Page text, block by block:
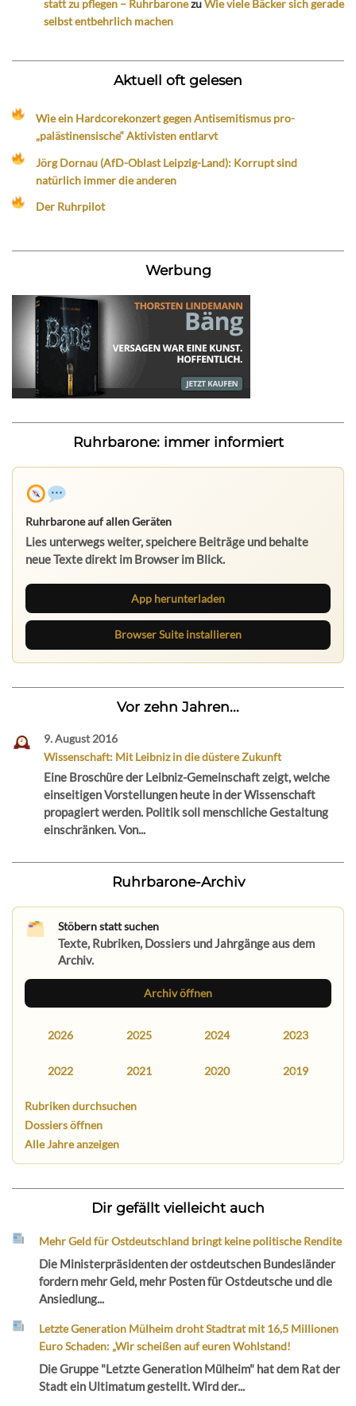
statt zu pflegen – RuhrbaronezuWie viele Bäcker sich gerade
selbst entbehrlich machen
Aktuell oft gelesen
Wie ein Hardcorekonzert gegen Antisemitismus pro-
„palästinensische“ Aktivisten entlarvt
Jörg Dornau (AfD-Oblast Leipzig-Land): Korrupt sind
natürlich immer die anderen
Der Ruhrpilot
Werbung
Ruhrbarone: immer informiert
Ruhrbarone auf allen Geräten
Lies unterwegs weiter, speichere Beiträge und behalte
neue Texte direkt im Browser im Blick.
App herunterladen
Browser Suite installieren
Vor zehn Jahren...
9. August 2016
Wissenschaft: Mit Leibniz in die düstere Zukunft
Eine Broschüre der Leibniz-Gemeinschaft zeigt, welche
einseitigen Vorstellungen heute in der Wissenschaft
propagiert werden. Politik soll menschliche Gestaltung
einschränken. Von...
Ruhrbarone-Archiv
Stöbern statt suchen
Texte, Rubriken, Dossiers und Jahrgänge aus dem
Archiv.
Archiv öffnen
2026 2025 2024 2023
2022 2021 2020 2019
Rubriken durchsuchen
Dossiers öffnen
Alle Jahre anzeigen
Dir gefällt vielleicht auch
Mehr Geld für Ostdeutschland bringt keine politische Rendite
Die Ministerpräsidenten der ostdeutschen Bundesländer
fordern mehr Geld, mehr Posten für Ostdeutsche und die
Ansiedlung...
Letzte Generation Mülheim droht Stadtrat mit 16,5 Millionen
Euro Schaden: „Wir scheißen auf euren Wohlstand!
Die Gruppe "Letzte Generation Mülheim" hat dem Rat der
Stadt ein Ultimatum gestellt. Wird der...